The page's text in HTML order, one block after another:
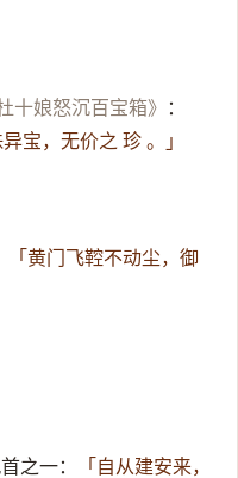
十娘怒沉百宝箱》
：
宝，无价之 珍 。」
「黄门飞鞚不动尘，御
之一：
「自从建安来，